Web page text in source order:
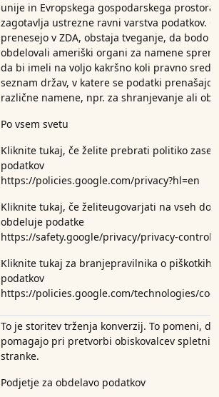
unije in Evropskega gospodarskega prostora
zagotavlja ustrezne ravni varstva podatkov.
prenesejo v ZDA, obstaja tveganje, da bodo
obdelovali ameriški organi za namene
da bi imeli na voljo kakršno koli pravno
seznam držav, v katere se podatki prenašajo.
različne namene, npr. za shranjevanje ali
Po vsem svetu
Kliknite tukaj, če želite prebrati politiko
podatkov
https://policies.google.com/privacy?hl=en
Kliknite tukaj, če želiteugovarjati na vseh
obdeluje podatke
https://safety.google/privacy/privacy-
Kliknite tukaj za branjepravilnika o piškotkih
podatkov
https://policies.google.com/technologies/
To je storitev trženja konverzij. To pomeni,
pomagajo pri pretvorbi obiskovalcev
stranke.
Podjetje za obdelavo podatkov